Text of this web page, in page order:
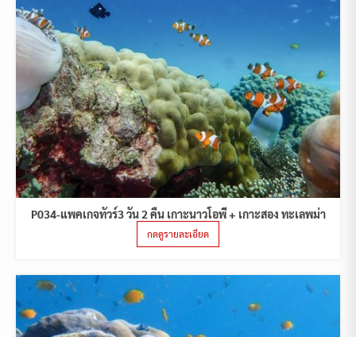
P034-แพคเกจทัวร์3 วัน 2 คืน เกาะนาวโอพี + เกาะสอง ทะเลพม่า
กดดูรายละเอียด